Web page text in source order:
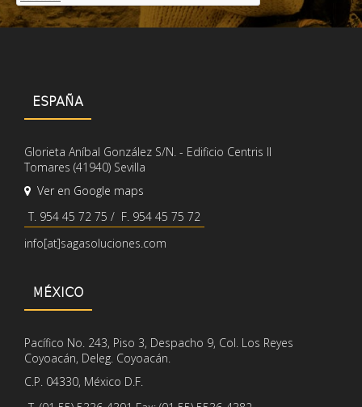
ESPAÑA
Glorieta Aníbal González S/N. - Edificio Centris II
Tomares (41940) Sevilla
Ver en Google maps
T. 954 45 72 75 / F. 954 45 75 72
info[at]sagasoluciones.com
MÉXICO
Pacífico No. 243, Piso 3, Despacho 9, Col. Los Reyes
Coyoacán, Deleg. Coyoacán.
C.P. 04330, México D.F.